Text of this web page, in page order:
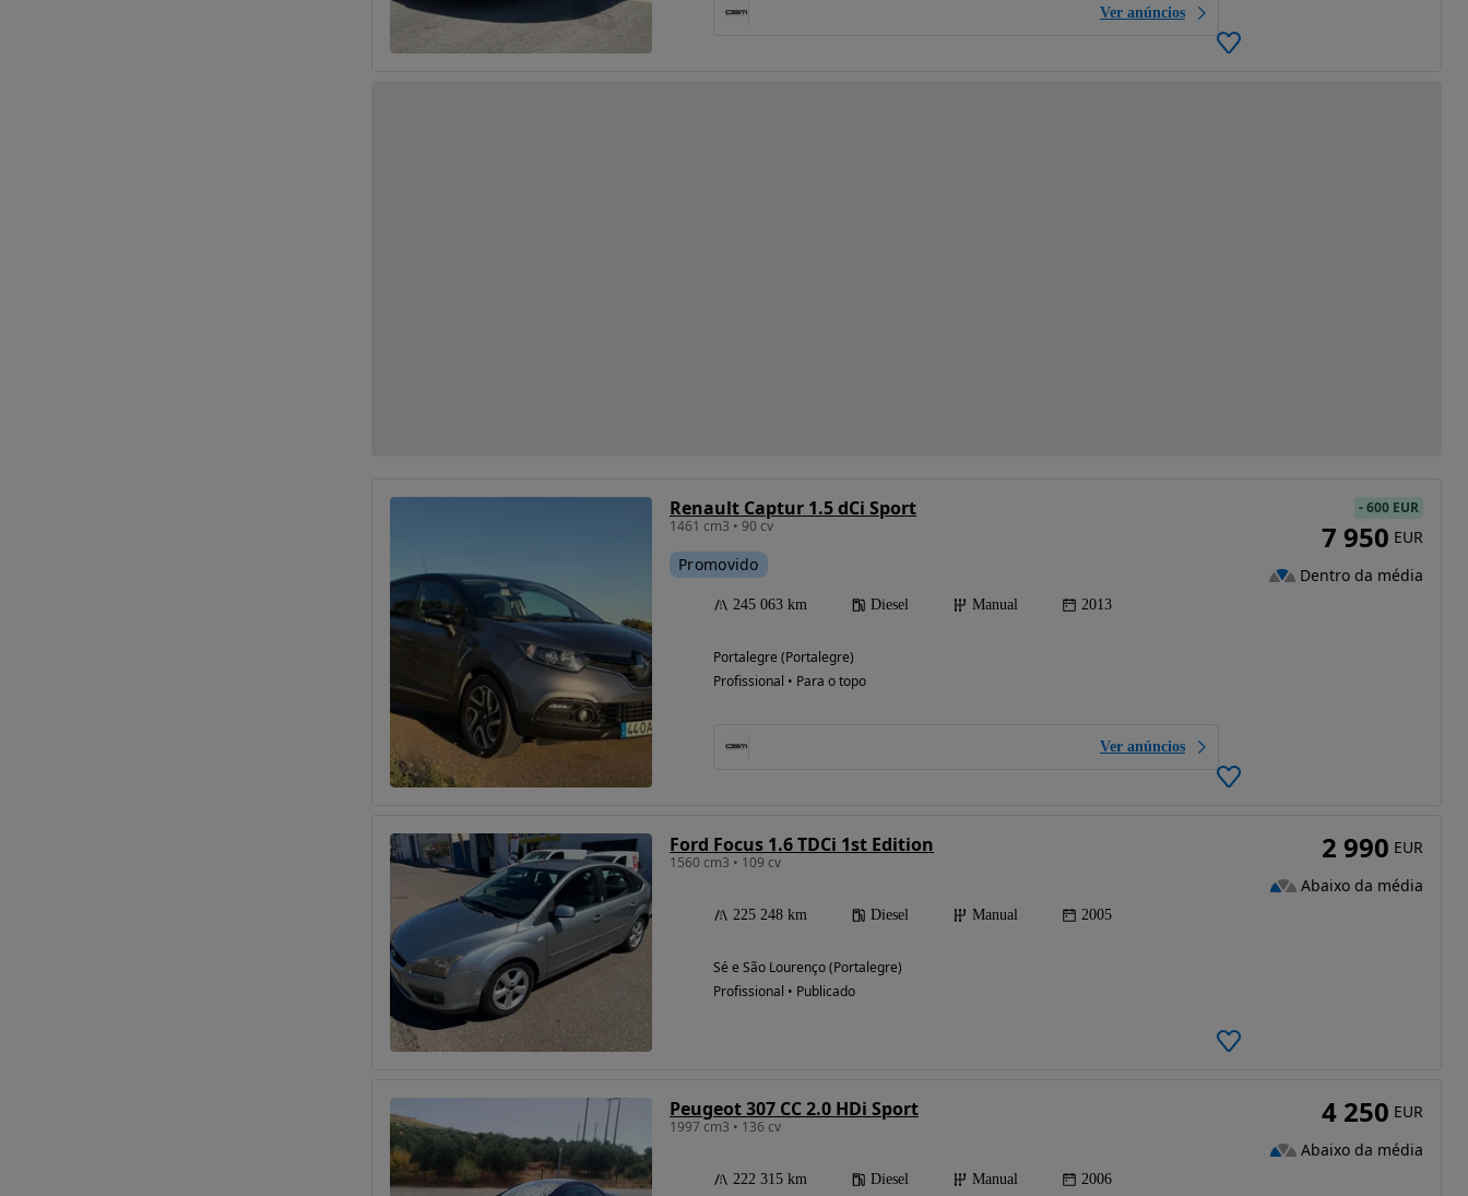
Ver anúncios
Renault Captur 1.5 dCi Sport
1461 cm3 • 90 cv
Promovido
245 063 km Diesel Manual 2013
Portalegre (Portalegre)
Profissional • Para o topo
Ver anúncios
-600 EUR
7 950 EUR
Dentro da média
Ford Focus 1.6 TDCi 1st Edition
1560 cm3 • 109 cv
225 248 km Diesel Manual 2005
Sé e São Lourenço (Portalegre)
Profissional • Publicado
2 990 EUR
Abaixo da média
Peugeot 307 CC 2.0 HDi Sport
1997 cm3 • 136 cv
222 315 km Diesel Manual 2006
4 250 EUR
Abaixo da média